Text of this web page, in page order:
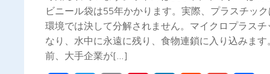
ビニール袋は55年かかります。実際、プラスチッ
環境では決して分解されません。マイクロプラスチ
なり、水中に永遠に残り、食物連鎖に入り込みます
前、大手企業が[…]